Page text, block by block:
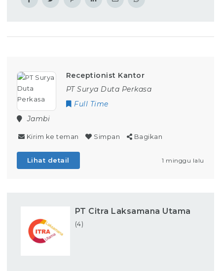
Receptionist Kantor
PT Surya Duta Perkasa
Full Time
Jambi
Kirim ke teman Simpan Bagikan
Lihat detail 1 minggu lalu
PT Citra Laksamana Utama
(4)